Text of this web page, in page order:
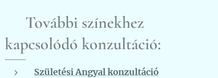
További színekhez
kapcsolódó konzultáció:
Születési Angyal konzultáció